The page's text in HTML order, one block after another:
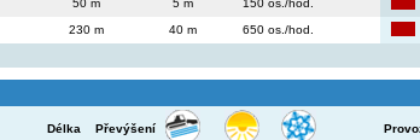
50 m 5 m 150 os./hod.
230 m 40 m 650 os./hod.
Délka Převýšení